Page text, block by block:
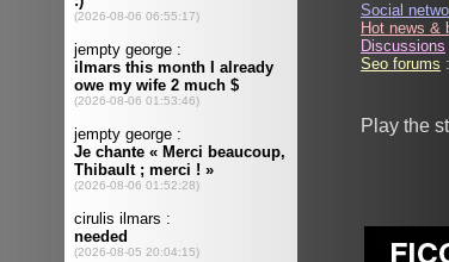
Social
Hot news &
Discussions
Seo forums
Play the